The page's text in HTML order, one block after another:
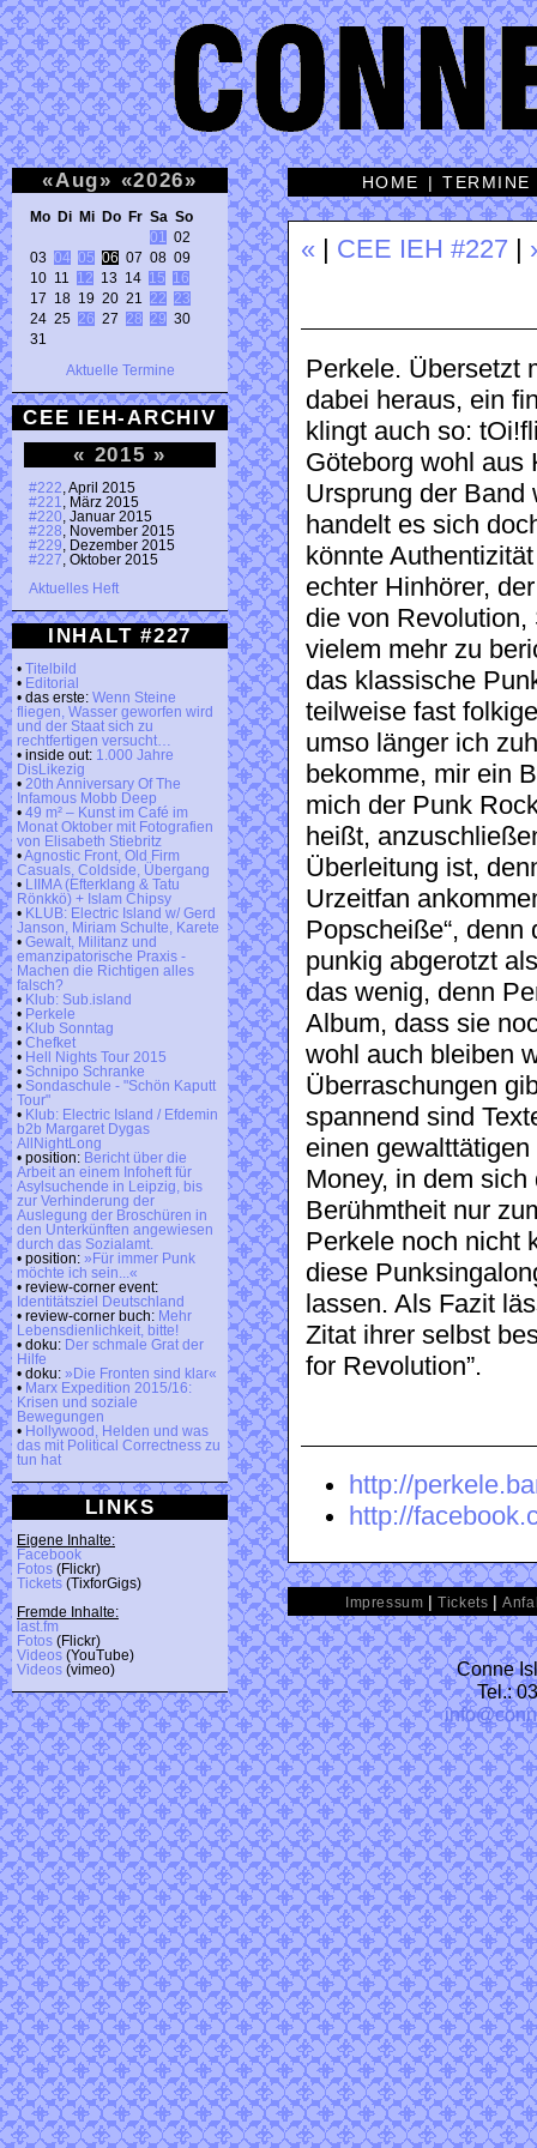
«Aug» «2026»
Mo Di Mi Do Fr Sa So
01
02
03 04 05 06 07 08 09
10 11 12 13 14 15
16
17 18 19 20 21 22
23
24 25 26 27 28 29 30
31
Aktuelle Termine
CEE IEH-ARCHIV
« 2015 »
#222 , April 2015
#221
, März 2015
#220 , Januar 2015
#228 , November 2015
#229 , Dezember 2015
#227 , Oktober 2015
Aktuelles Heft
INHALT #227
• Titelbild
• Editorial
• das erste: Wenn Steine
fliegen, Wasser geworfen wird
und der Staat sich zu
rechtfertigen versucht…
• inside out: 1.000 Jahre
DisLikezig
• 20th Anniversary Of The
Infamous Mobb Deep
• 49 m² – Kunst im Café im
Monat Oktober mit Fotografien
von Elisabeth Stiebritz
•Agnostic Front, Old Firm
Casuals, Coldside, Übergang
•
LIIMA (Efterklang & Tatu
Rönkkö) + Islam Chipsy
• KLUB: Electric Island w/ Gerd
Janson, Miriam Schulte, Karete
• Gewalt, Militanz und
emanzipatorische Praxis -
Machen die Richtigen alles
falsch?
• Klub: Sub.island
• Perkele
• Klub Sonntag
• Chefket
• Hell Nights Tour 2015
• Schnipo Schranke
• Sondaschule - "Schön Kaputt
Tour"
• Klub: Electric Island / Efdemin
b2b Margaret Dygas
AllNightLong
• position: Bericht über die
Arbeit an einem Infoheft für
Asylsuchende in Leipzig, bis
zur Verhinderung der
Auslegung der Broschüren in
den Unterkünften angewiesen
durch das Sozialamt.
• position: »Für immer Punk
möchte ich sein...«
• review-corner event:
Identitätsziel Deutschland
• review-corner buch: Mehr
Lebensdienlichkeit, bitte!
• doku: Der schmale Grat der
Hilfe
• doku: »Die Fronten sind klar«
• Marx Expedition 2015/16:
Krisen und soziale
Bewegungen
• Hollywood, Helden und was
das mit Political Correctness zu
tun hat
LINKS
Eigene Inhalte:
Facebook
Fotos (Flickr)
Tickets (TixforGigs)
Fremde Inhalte:
last.fm
Fotos (Flickr)
Videos (YouTube)
Videos (vimeo)
HOME |TERMINE
« CEE IEH #227
Perkele. Übersetzt
dabei heraus, ein
klingt auch so:
Göteborg wohl aus
Ursprung der Band
handelt es sich
könnte
echter Hinhörer,
die von
vielem mehr zu
das klassische
teilweise fast
umso länger ich
bekomme, mir ein
mich der Punk
heißt,
Überleitung ist,
Urzeitfan
Popscheiße“,
punkig abgerotzt
das wenig, denn
Album, dass sie
wohl auch bleiben
Überraschungen
spannend sind
einen
Money, in dem
Berühmtheit nur
Perkele noch nicht
diese
lassen. Als Fazit
Zitat ihrer selbst
for Revolution”.
http://
http://
Impressum |Tickets |
Conne
Tel.: